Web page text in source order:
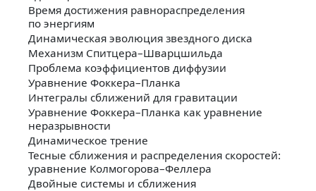
Время достижения равнораспределения
по энергиям
Динамическая эволюция звездного диска
Механизм Спитцера–Шварцшильда
Проблема коэффициентов диффузии
Уравнение Фоккера–Планка
Интегралы сближений для гравитации
Уравнение Фоккера–Планка как уравнение
неразрывности
Динамическое трение
Тесные сближения и распределения скоростей:
уравнение Колмогорова–Феллера
Двойные системы и сближения